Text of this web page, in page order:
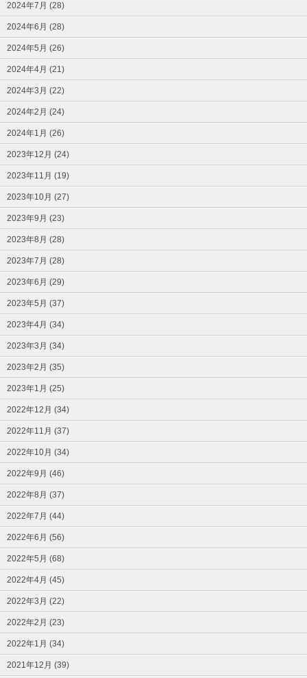
2024年7月 (28)
2024年6月 (28)
2024年5月 (26)
2024年4月 (21)
2024年3月 (22)
2024年2月 (24)
2024年1月 (26)
2023年12月 (24)
2023年11月 (19)
2023年10月 (27)
2023年9月 (23)
2023年8月 (28)
2023年7月 (28)
2023年6月 (29)
2023年5月 (37)
2023年4月 (34)
2023年3月 (34)
2023年2月 (35)
2023年1月 (25)
2022年12月 (34)
2022年11月 (37)
2022年10月 (34)
2022年9月 (46)
2022年8月 (37)
2022年7月 (44)
2022年6月 (56)
2022年5月 (68)
2022年4月 (45)
2022年3月 (22)
2022年2月 (23)
2022年1月 (34)
2021年12月 (39)